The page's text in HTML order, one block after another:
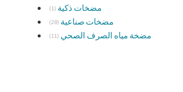
مضخات ذكية (1)
مضخات صناعية (28)
مضخة مياه الصرف الصحي (11)